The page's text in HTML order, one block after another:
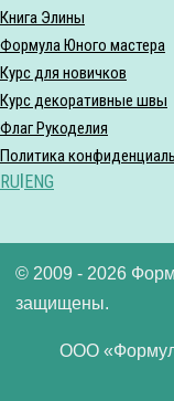
Книга Элины
Формула Юного мастера
Курс для новичков
Курс декоративные швы
Флаг Рукоделия
Политика
RU ENG
© 2009 - 2026
защищены.
ООО